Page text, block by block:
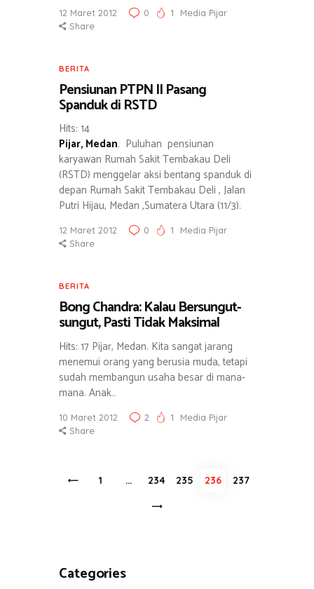
12 Maret 2012 0 1
Media Pijar
Share
BERITA
Pensiunan PTPN II Pasang
Spanduk di RSTD
Hits: 14
Pijar, Medan. Puluhan pensiunan
karyawan Rumah Sakit Tembakau Deli
(RSTD) menggelar aksi bentang spanduk di
depan Rumah Sakit Tembakau Deli , Jalan
Putri Hijau, Medan ,Sumatera Utara (11/3).
12 Maret 2012 0 1
Media Pijar
Share
BERITA
Bong Chandra: Kalau Bersungut-
sungut, Pasti Tidak Maksimal
Hits: 17 Pijar, Medan. Kita sangat jarang
menemui orang yang berusia muda, tetapi
sudah membangun usaha besar di mana-
mana. Anak…
10 Maret 2012 2 1
Media Pijar
Share
NavigasiPAGE
1 … PAGE
234 PAGE
235 PAGE
236 PAGE
237
Categories